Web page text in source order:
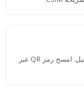
بعد إتمام الدفع بنجاح، ستظهر تعليمات التفعيل. امسح رمز QR عبر